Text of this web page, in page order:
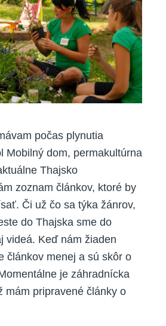
počas plynutia
Mobilný dom, permakultúrna
Thajsko
zoznam článkov, ktoré by
Či už čo sa týka žánrov,
do Thajska sme do
videá. Keď nám žiaden
článkov menej a sú skôr o
je záhradnícka
mám pripravené články o